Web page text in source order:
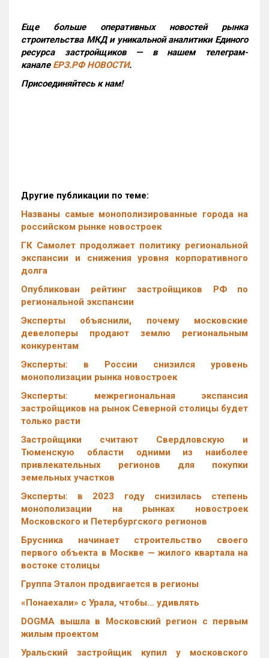
Еще больше оперативных новостей рынка
строительства МКД и уникальной аналитики Единого
ресурса застройщиков — в нашем телеграм-
канале ЕРЗ.РФ НОВОСТИ.
Присоединяйтесь к нам!
Другие публикации по теме:
Названы самые монополизированные города на
российском рынке новостроек
ГК Самолет продолжает политику региональной
экспансии и снижения уровня корпоративного
долга
Опубликован рейтинг застройщиков РФ по
региональной экспансии
Эксперты объяснили, почему московские
девелоперы продают землю региональным
конкурентам
Эксперты: в России снизился уровень
монополизации рынка новостроек
Эксперты: межрегиональная экспансия
застройщиков на рынок Северной столицы будет
только расти
Застройщики считают Свердловскую и
Тюменскую области одними из наиболее
привлекательных регионов для покупки
земельных участков
Эксперты: в 2023 году снизилась степень
монополизации на рынках новостроек
Московского и Петербургского регионов
Брусника начинает строительство своего
первого объекта в Москве — жилого квартала на
востоке столицы
Группа Эталон продвигается в регионы
«Понаехали» с Урала, чтобы… удивлять
DOGMA вышла в Московский регион с первым
жилым проектом
Уральский застройщик купил у московского